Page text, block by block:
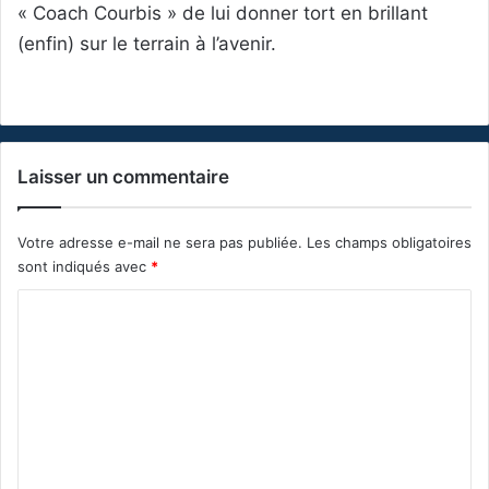
« Coach Courbis » de lui donner tort en brillant
(enfin) sur le terrain à l’avenir.
Laisser un commentaire
Votre adresse e-mail ne sera pas publiée. Les champs obligatoires
sont indiqués avec *